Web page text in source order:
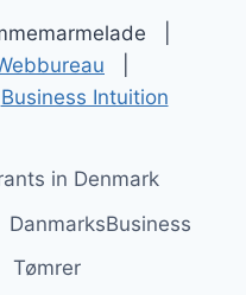
|
Business Intuition
in Denmark
DanmarksBusiness
Tømrer